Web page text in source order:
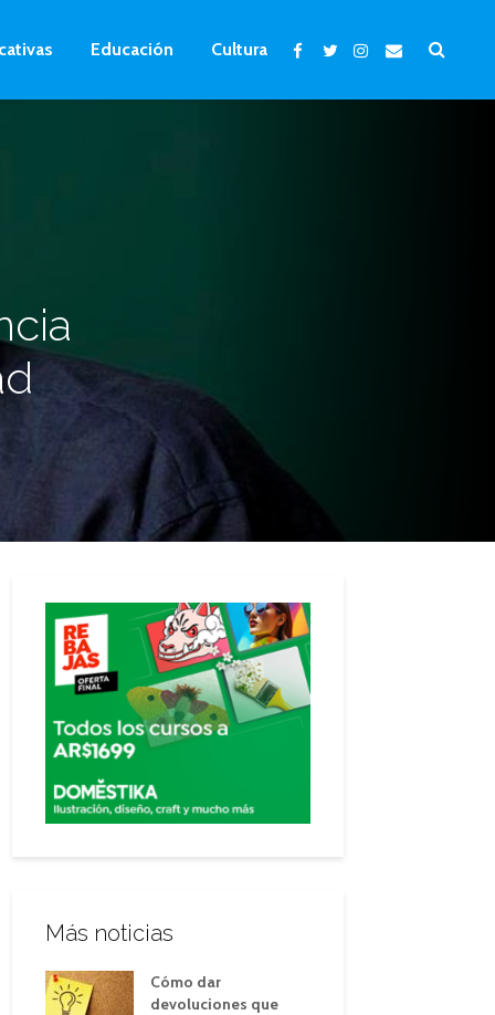
Educación Cultura
Más noticias
Cómo dar
devoluciones que